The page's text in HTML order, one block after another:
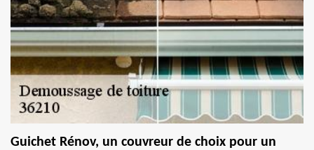
Guichet Rénov, un couvreur de choix pour un